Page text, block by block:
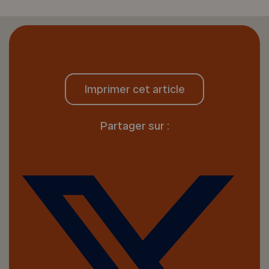
Imprimer cet article
Partager sur :